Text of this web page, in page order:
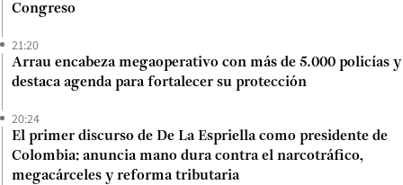
Congreso
21:20
Arrau encabeza megaoperativo con más de 5.000 policías y
destaca agenda para fortalecer su protección
20:24
El primer discurso de De La Espriella como presidente de
Colombia: anuncia mano dura contra el narcotráfico,
megacárceles y reforma tributaria